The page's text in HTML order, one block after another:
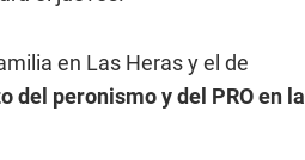
en Las Heras y el de
del peronismo y del PRO en la